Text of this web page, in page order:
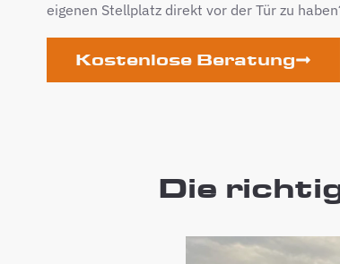
eigenen Stellplatz direkt vor der Tür zu
Kostenlose Beratung
Die